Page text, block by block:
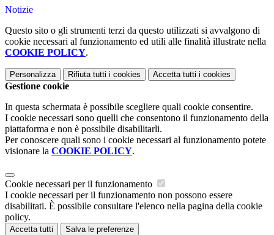
Notizie
Questo sito o gli strumenti terzi da questo utilizzati si avvalgono di
cookie necessari al funzionamento ed utili alle finalità illustrate nella
COOKIE POLICY.
Personalizza Rifiuta tutti i cookies Accetta tutti i cookies
Gestione cookie
In questa schermata è possibile scegliere quali cookie consentire.
I cookie necessari sono quelli che consentono il funzionamento della
piattaforma e non è possibile disabilitarli.
Per conoscere quali sono i cookie necessari al funzionamento potete
visionare la COOKIE POLICY.
Cookie necessari per il funzionamento
I cookie necessari per il funzionamento non possono essere
disabilitati. È possibile consultare l'elenco nella pagina della cookie
policy.
Accetta tutti Salva le preferenze